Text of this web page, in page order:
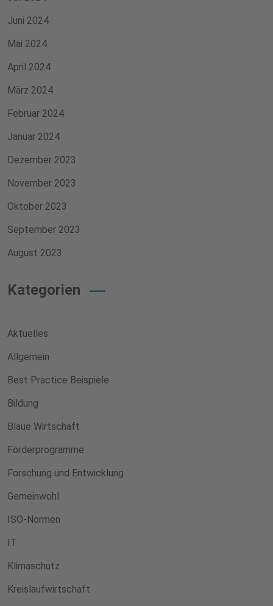
Juni 2024
Mai 2024
April 2024
März 2024
Februar 2024
Januar 2024
Dezember 2023
November 2023
Oktober 2023
September 2023
August 2023
Kategorien
Aktuelles
Allgemein
Best Practice Beispiele
Bildung
Blaue Wirtschaft
Förderprogramme
Forschung und Entwicklung
Gemeinwohl
ISO-Normen
IT
Klimaschutz
Kreislaufwirtschaft